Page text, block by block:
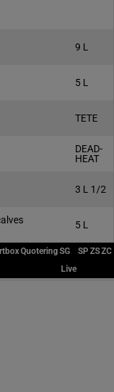
9 L
5 L
TETE
DEAD-
HEAT
3 L 1/2
5 L
QuoteringSG SPZSZC
Live